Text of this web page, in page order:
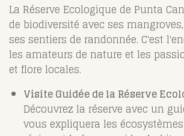
La Réserve Ecologique de Punta
de biodiversité avec ses
ses sentiers de randonnée. C'est
les amateurs de nature et les
et flore locales.
Visite Guidée de la Réserve
Découvrez la réserve avec un
vous expliquera les